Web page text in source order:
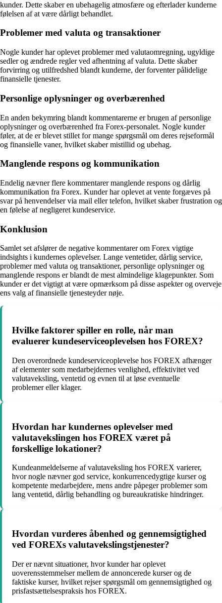
kunder. Dette skaber en ubehagelig atmosfære og efterlader kunderne
følelsen af at være dårligt behandlet.
Problemer med valuta og transaktioner
Nogle kunder har oplevet problemer med valutaomregning, ugyldige
sedler og ændrede regler ved afhentning af valuta. Dette skaber
forvirring og utilfredshed blandt kunderne, der forventer pålidelige
finansielle tjenester.
Personlige oplysninger og overbærenhed
En anden bekymring blandt kommentarerne er brugen af personlige
oplysninger og overbærenhed fra Forex-personalet. Nogle kunder
føler, at de er blevet stillet for mange spørgsmål om deres rejseformål
og finansielle vaner, hvilket skaber mistillid og ubehag.
Manglende respons og kommunikation
Endelig nævner flere kommentarer manglende respons og dårlig
kommunikation fra Forex. Kunder har oplevet at vente forgæves på
svar på henvendelser via mail eller telefon, hvilket skaber frustration og
en følelse af negligeret kundeservice.
Konklusion
Samlet set afslører de negative kommentarer om Forex vigtige
indsights i kundernes oplevelser. Lange ventetider, dårlig service,
problemer med valuta og transaktioner, personlige oplysninger og
manglende respons er blandt de mest almindelige klagepunkter. Som
kunder er det vigtigt at være opmærksom på disse aspekter og overveje
ens valg af finansielle tjenesteyder nøje.
Hvilke faktorer spiller en rolle, når man
evaluerer kundeserviceoplevelsen hos FOREX?
Den overordnede kundeserviceoplevelse hos FOREX afhænger
af elementer som medarbejdernes venlighed, effektivitet ved
valutaveksling, ventetid og evnen til at løse eventuelle
problemer eller klager.
Hvordan har kundernes oplevelser med
valutavekslingen hos FOREX været på
forskellige lokationer?
Kundeanmeldelserne af valutaveksling hos FOREX varierer,
hvor nogle nævner god service, konkurrencedygtige kurser og
kompetente medarbejdere, mens andre påpeger problemer som
lang ventetid, dårlig behandling og bureaukratiske hindringer.
Hvordan vurderes åbenhed og gennemsigtighed
ved FOREXs valutavekslingstjenester?
Der er nævnt situationer, hvor kunder har oplevet
uoverensstemmelser mellem de annoncerede kurser og de
faktiske kurser, hvilket rejser spørgsmål om gennemsigtighed og
prisfastsættelsespraksis hos FOREX.